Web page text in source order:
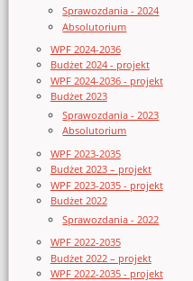
Sprawozdania - 2024
Absolutorium
WPF 2024-2036
Budżet 2024 - projekt
WPF 2024-2036 - projekt
Budżet 2023
Sprawozdania - 2023
Absolutorium
WPF 2023-2035
Budżet 2023 – projekt
WPF 2023-2035 - projekt
Budżet 2022
Sprawozdania - 2022
WPF 2022-2035
Budżet 2022 – projekt
WPF 2022-2035 - projekt